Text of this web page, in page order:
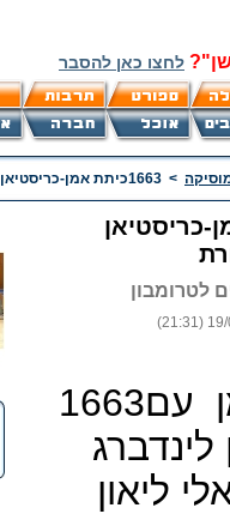
לחצו כאן להסבר
> 1663כיתת אמן-כריסטיאן לינדברג-ביקורת
כריסטיאן
לטרומבון
19/
1663כיתת אמן עם
לינדברג
ליאון